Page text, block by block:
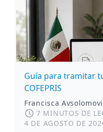
Guía para tramitar
COFEPRIS
Francisca
7 MINUTOS DE
4 DE AGOSTO DE